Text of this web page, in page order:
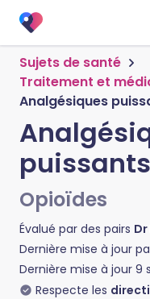
Sujets de santé
Traitement et
Analgésiques
puissants
Opioïdes
Évalué par des pairs
Dernière mise à jour
Dernière mise à jour 9
Respecte les